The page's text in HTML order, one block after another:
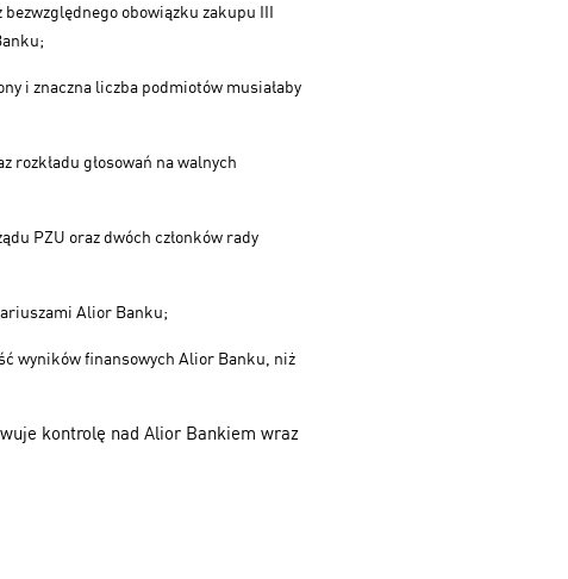
obowiązku zakupu III
i znaczna liczba podmiotów musiałaby
rozkładu głosowań na walnych
PZU oraz dwóch członków rady
Alior Banku;
wyników finansowych Alior Banku, niż
kontrolę nad Alior Bankiem wraz